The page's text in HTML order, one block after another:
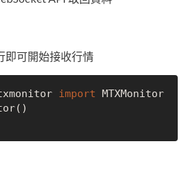
即可開始接收行情
import
MTXMonitor